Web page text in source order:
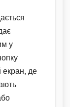
у
екран, де